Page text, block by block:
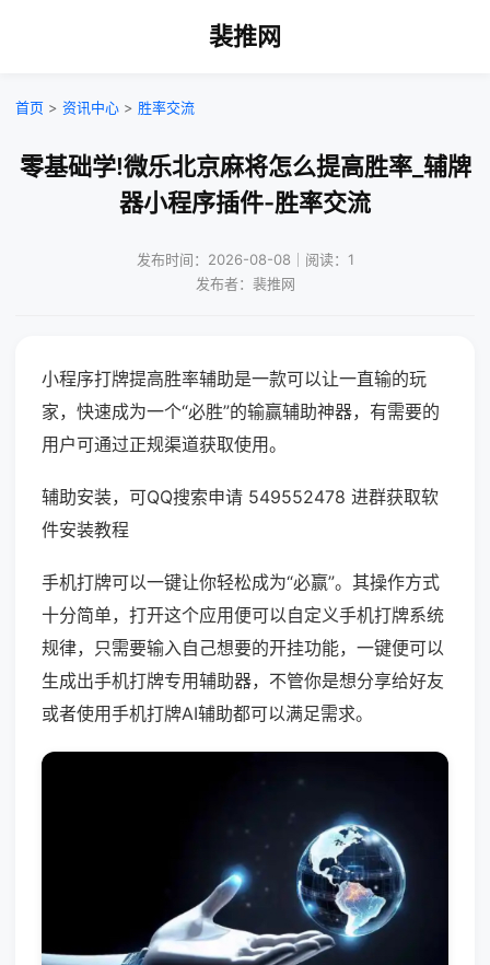
裴推网
首页 > 资讯中心 > 胜率交流
零基础学!微乐北京麻将怎么提高胜率_辅牌
器小程序插件-胜率交流
发布时间：2026-08-08｜阅读：1
发布者：裴推网
小程序打牌提高胜率辅助是一款可以让一直输的玩
家，快速成为一个“必胜”的输赢辅助神器，有需要的
用户可通过正规渠道获取使用。
辅助安装，可QQ搜索申请 549552478 进群获取软
件安装教程
手机打牌可以一键让你轻松成为“必赢”。其操作方式
十分简单，打开这个应用便可以自定义手机打牌系统
规律，只需要输入自己想要的开挂功能，一键便可以
生成出手机打牌专用辅助器，不管你是想分享给好友
或者使用手机打牌AI辅助都可以满足需求。